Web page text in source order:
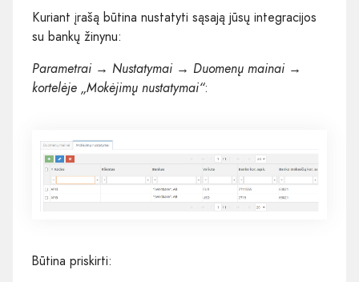
Kuriant įrašą būtina nustatyti sąsają jūsų integracijos
su bankų žinynu:
Parametrai → Nustatymai → Duomenų mainai →
kortelėje „Mokėjimų nustatymai“:
Būtina priskirti: